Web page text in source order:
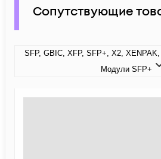
Сопутствующие
SFP, GBIC, XFP, SFP+, X2,
Модули SFP+